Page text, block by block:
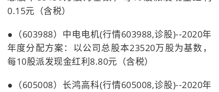
0.15元（含税）
●（603988）中电电机(行情603988,诊股)--2020年
年度分配方案：以公司总股本23520万股为基数，
每10股派发现金红利8.80元（含税）
●（605008）长鸿高科(行情605008,诊股)--2020年